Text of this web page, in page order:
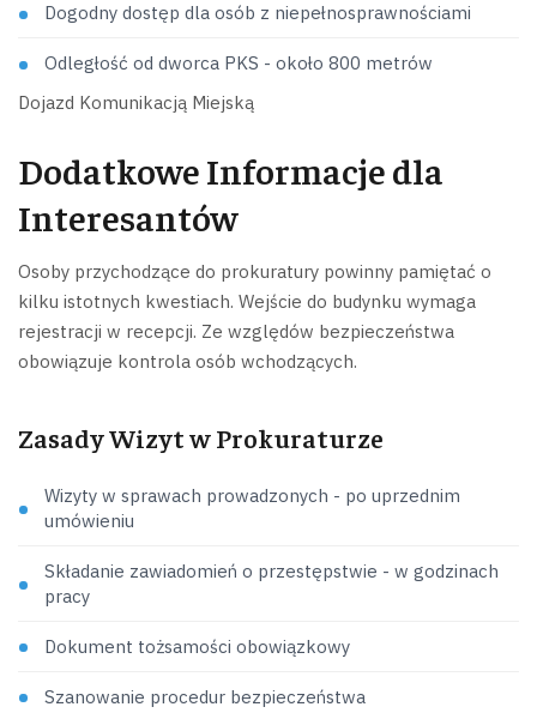
Dogodny dostęp dla osób z niepełnosprawnościami
Odległość od dworca PKS - około 800 metrów
Dojazd Komunikacją Miejską
Dodatkowe Informacje dla
Interesantów
Osoby przychodzące do prokuratury powinny pamiętać o
kilku istotnych kwestiach. Wejście do budynku wymaga
rejestracji w recepcji. Ze względów bezpieczeństwa
obowiązuje kontrola osób wchodzących.
Zasady Wizyt w Prokuraturze
Wizyty w sprawach prowadzonych - po uprzednim
umówieniu
Składanie zawiadomień o przestępstwie - w godzinach
pracy
Dokument tożsamości obowiązkowy
Szanowanie procedur bezpieczeństwa